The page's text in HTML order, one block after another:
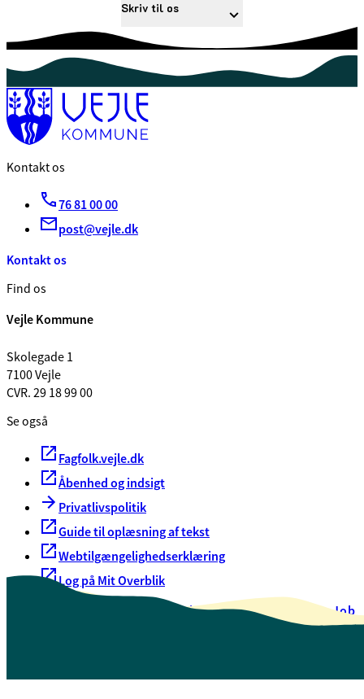
Skriv til os
Kontakt os
76 81 00 00
post@vejle.dk
Kontakt os
Find os
Vejle Kommune
Skolegade 1
7100 Vejle
CVR. 29 18 99 00
Se også
Fagfolk.vejle.dk
Åbenhed og indsigt
Privatlivspolitik
Guide til oplæsning af tekst
Webtilgængelighedserklæring
Log på Mit Overblik
Oversigt over selvbetjeningJob